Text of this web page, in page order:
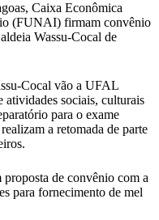
Caixa Econômica
(FUNAI) firmam convênio
Wassu-Cocal de
Cocal vão a UFAL
sociais, culturais
para o exame
a retomada de parte
de convênio com a
para fornecimento de mel